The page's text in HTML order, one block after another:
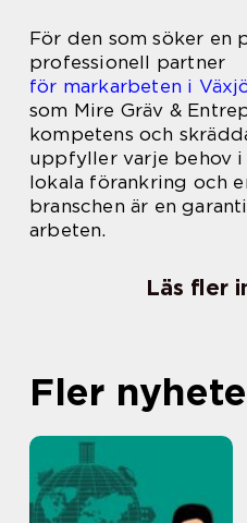
För den som söker en
professionell partner
för markarbeten i
som Mire Gräv &
kompetens och
uppfyller varje behov i
lokala förankring och
branschen är en
arbeten.
Läs fler
Fler